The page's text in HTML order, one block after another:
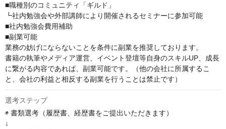
■職種別のコミュニティ「ギルド」
┗社内勉強会や外部講師により開催されるセミナーに参加可能
■社内勉強会費用補助
■副業可能
業務の妨げにならないことを条件に副業を推奨しております。
書籍の執筆やメディア運営、イベント登壇等自身のスキルUP、成長
に繋がる内容であれば、副業可能です。（他の会社に所属するこ
と、会社の利益と相反する副業を行うことは禁止です）
選考ステップ
◉ 書類選考（履歴書、経歴書をご提出いただきます）
↓